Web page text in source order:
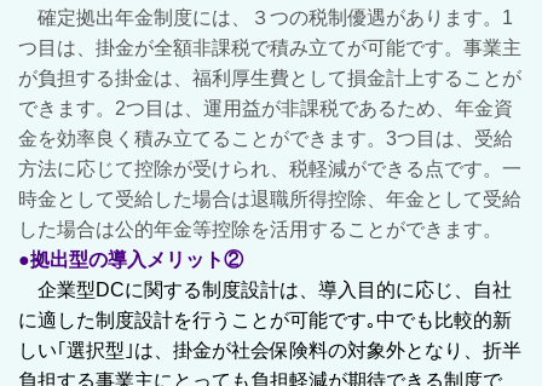
確定拠出年金制度には、３つの税制優遇があります。1
つ目は、掛金が全額非課税で積み立てが可能です。事業主
が負担する掛金は、福利厚生費として損金計上することが
できます。2つ目は、運用益が非課税であるため、年金資
金を効率良く積み立てることができます。3つ目は、受給
方法に応じて控除が受けられ、税軽減ができる点です。一
時金として受給した場合は退職所得控除、年金として受給
した場合は公的年金等控除を活用することができます。
●拠出型の導入メリット②
企業型DCに関する制度設計は、導入目的に応じ、自社
に適した制度設計を行うことが可能です｡中でも比較的新
しい｢選択型｣は、掛金が社会保険料の対象外となり、折半
負担する事業主にとっても負担軽減が期待できる制度で